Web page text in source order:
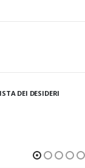
DEI DESIDERI